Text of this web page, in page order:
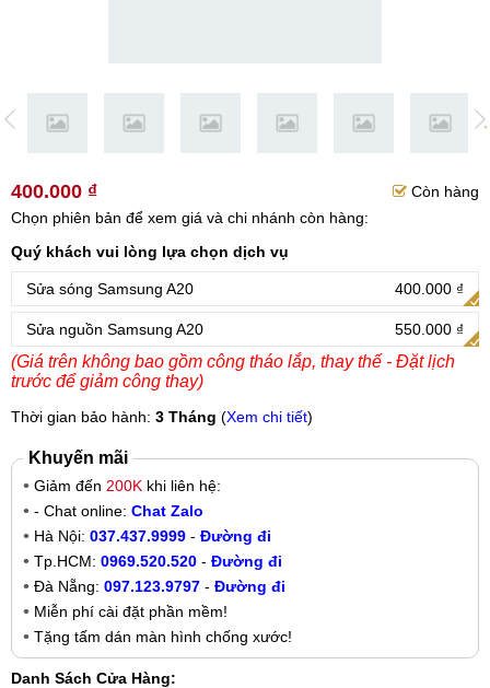
400.000 ₫
Còn hàng
Chọn phiên bản để xem giá và chi nhánh còn hàng:
Quý khách vui lòng lựa chọn dịch vụ
Sửa sóng Samsung A20 400.000 ₫
Sửa nguồn Samsung A20 550.000 ₫
(Giá trên không bao gồm công tháo lắp, thay thế - Đặt lịch
trước để giảm công thay)
Thời gian bảo hành: 3 Tháng (Xem chi tiết)
Khuyến mãi
Giảm đến 200K khi liên hệ:
- Chat online: Chat Zalo
Hà Nội: 037.437.9999 - Đường đi
Tp.HCM: 0969.520.520 - Đường đi
Đà Nẵng: 097.123.9797 - Đường đi
Miễn phí cài đặt phần mềm!
Tặng tấm dán màn hình chống xước!
Danh Sách Cửa Hàng: